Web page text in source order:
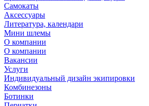
Самокаты
Аксессуары
Литература, календари
Мини шлемы
О компании
О компании
Вакансии
Услуги
Индивидуальный дизайн экипировки
Комбинезоны
Ботинки